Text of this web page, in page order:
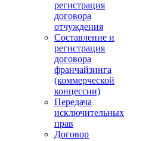
регистрация
договора
отчуждения
Составление и
регистрация
договора
франчайзинга
(коммерческой
концессии)
Передача
исключительных
прав
Договор